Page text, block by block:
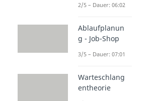
2/5 – Dauer: 06:02
Ablaufplanun
g - Job-Shop
3/5 – Dauer: 07:01
Warteschlang
entheorie